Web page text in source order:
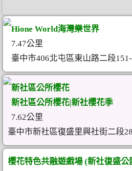
Hione World海灣樂世界
7.47公里
臺中市406北屯區東山路二段
新社區公所櫻花
新社區公所櫻花|新社櫻花季
7.62公里
臺中市新社區復盛里興社街二段
櫻花特色共融遊戲場 (新社復盛公